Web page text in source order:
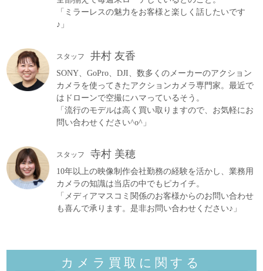
「ミラーレスの魅力をお客様と楽しく話したいです
♪」
スタッフ 井村 友香
SONY、GoPro、DJI、数多くのメーカーのアクション
カメラを使ってきたアクションカメラ専門家。最近で
はドローンで空撮にハマっているそう。
「流行のモデルは高く買い取りますので、お気軽にお
問い合わせください^o^」
スタッフ 寺村 美穂
10年以上の映像制作会社勤務の経験を活かし、業務用
カメラの知識は当店の中でもピカイチ。
「メディアマスコミ関係のお客様からのお問い合わせ
も喜んで承ります。是非お問い合わせください♪」
カメラ買取に関する